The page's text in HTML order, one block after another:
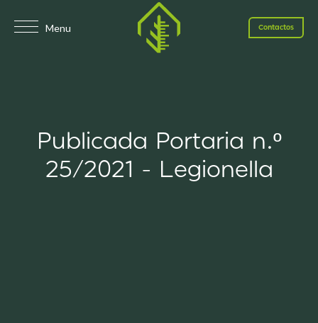
Menu Contactos
Publicada Portaria n.º
25/2021 - Legionella